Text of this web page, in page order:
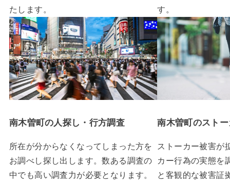
たします。
す。
南木曽町の人探し・行方調査
所在が分からなくなってしまった方を
お調べし探し出します。数ある調査の
中でも高い調査力が必要となります。
南木曽町のスト
ストーカー被害が
カー行為の実態を
と客観的な被害証